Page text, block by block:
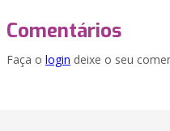
Comentários
Faça o login deixe o seu